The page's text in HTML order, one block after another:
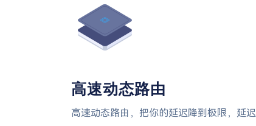
高速动态路由
高速动态路由，把你的延迟降到极限，延迟